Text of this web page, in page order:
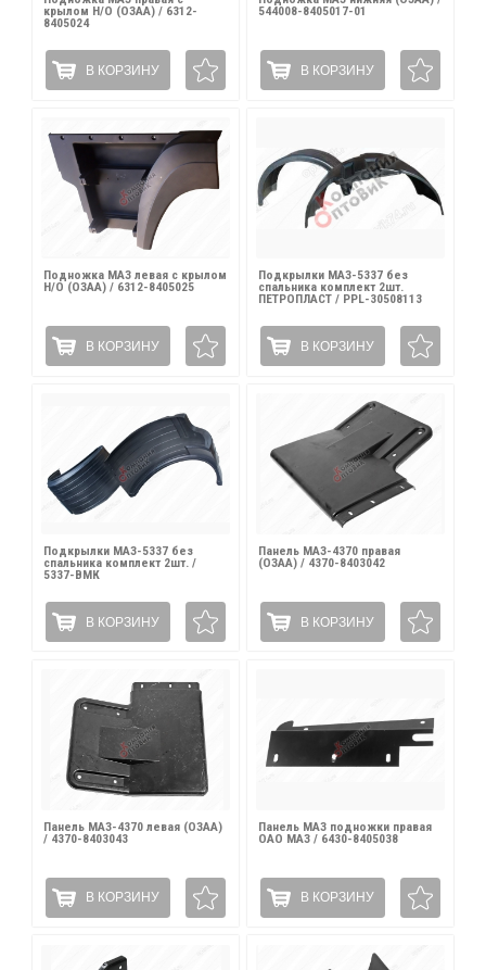
крылом Н/О (ОЗАА) / 6312-
8405024
В КОРЗИНУ
544008-8405017-01
В КОРЗИНУ
Подножка МАЗ левая с крылом
Н/О (ОЗАА) / 6312-8405025
В КОРЗИНУ
Подкрылки МАЗ-5337 без
спальника комплект 2шт.
ПЕТРОПЛАСТ / PPL-30508113
В КОРЗИНУ
Подкрылки МАЗ-5337 без
спальника комплект 2шт. /
5337-ВМК
В КОРЗИНУ
Панель МАЗ-4370 правая
(ОЗАА) / 4370-8403042
В КОРЗИНУ
Панель МАЗ-4370 левая (ОЗАА)
/ 4370-8403043
В КОРЗИНУ
Панель МАЗ подножки правая
ОАО МАЗ / 6430-8405038
В КОРЗИНУ